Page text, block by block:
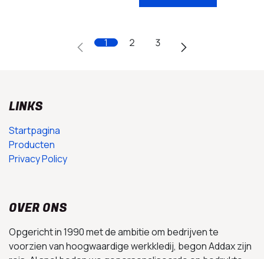
1 2 3
LINKS
Startpagina
Producten
Privacy Policy
OVER ONS
Opgericht in 1990 met de ambitie om bedrijven te
voorzien van hoogwaardige werkkledij, begon Addax zijn